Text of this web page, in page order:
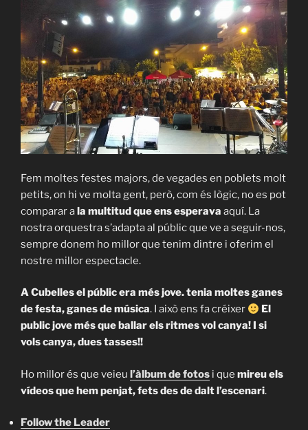
Fem moltes festes majors, de vegades en poblets molt
petits, on hi ve molta gent, però, com és lògic, no es pot
comparar ala multitud que ens esperava aquí. La
nostra orquestra s’adapta al públic que ve a seguir-nos,
sempre donem ho millor que tenim dintre i oferim el
nostre millor espectacle.
A Cubelles el públic era més jove. tenia moltes ganes
de festa, ganes de música. I això ens fa créixer
El
public jove més que ballar els ritmes vol canya! I si
vols canya, dues tasses!!
Ho millor és que veieu l’àlbum de fotos i que mireu els
vídeos que hem penjat, fets des de dalt l’escenari.
Follow the Leader